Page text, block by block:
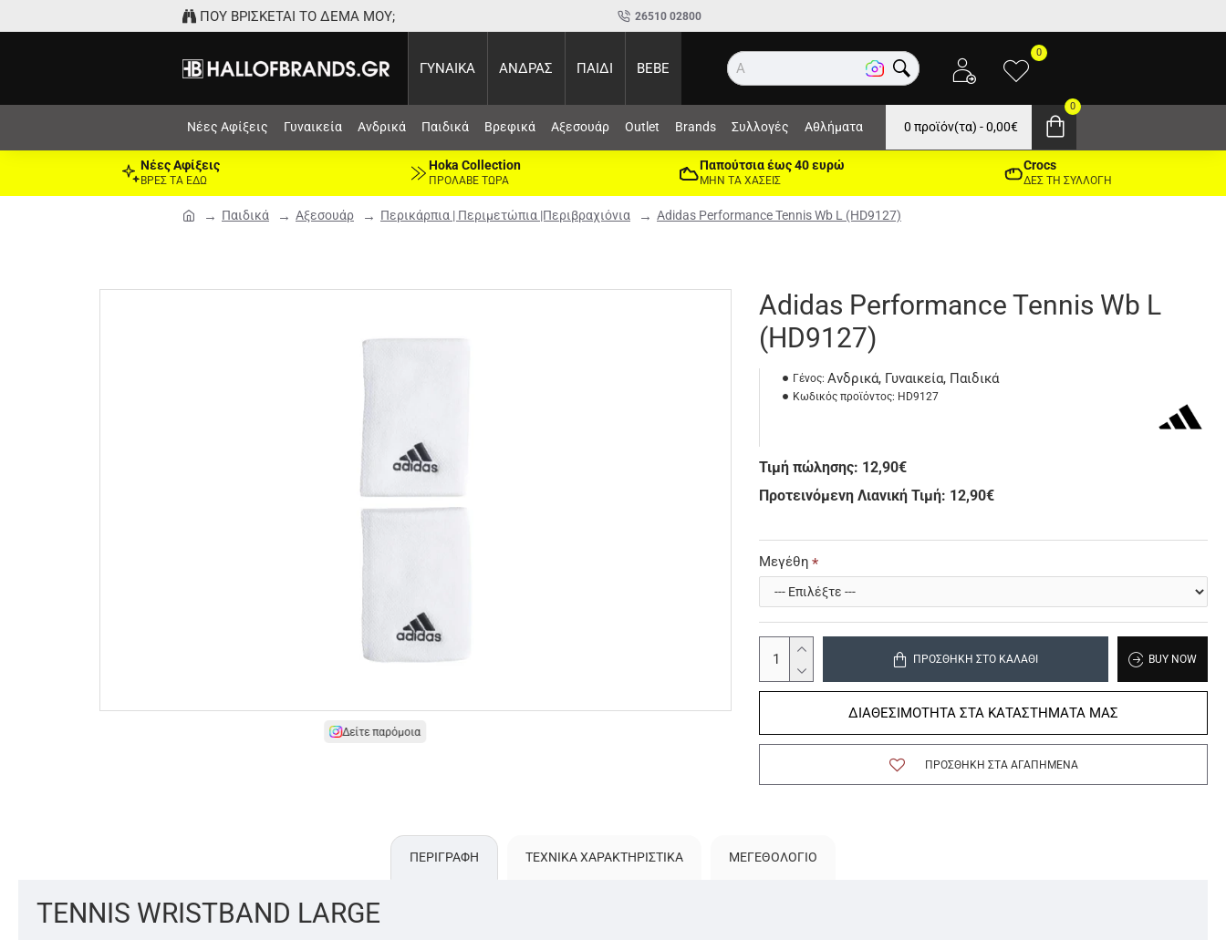
ΠΟΥ ΒΡΙΣΚΕΤΑΙ ΤΟ ΔΕΜΑ ΜΟΥ; 26510 02800
ΓΥΝΑΙΚΑ ΑΝΔΡΑΣ ΠΑΙΔΙ BEBE Αναζήτ
0
Νέες Αφίξεις Γυναικεία Ανδρικά Παιδικά Βρεφικά Αξεσουάρ Outlet Brands Συλλογές Αθλήματα 0 προϊόν(τα) - 0,00€
0
Παιδικά Αξεσουάρ Περικάρπια | Περιμετώπια |Περιβραχιόνια Adidas Performance Tennis Wb L (HD9127)
Νέες Αφίξεις
ΒΡΕΣ ΤΑ ΕΔΩ
Hoka Collection
ΠΡΟΛΑΒΕ ΤΩΡΑ
Παπούτσια έως 40 ευρώ
ΜΗΝ ΤΑ ΧΑΣΕΙΣ
Crocs
ΔΕΣ ΤΗ ΣΥΛΛΟΓΗ
Δείτε παρόμοια
Adidas Performance Tennis Wb L
(HD9127)
Γένος: Ανδρικά, Γυναικεία, Παιδικά
Κωδικός προϊόντος: HD9127
Τιμή πώλησης: 12,90€
Προτεινόμενη Λιανική Τιμή: 12,90€
Μεγέθη
ΠΡΟΣΘΉΚΗ ΣΤΟ ΚΑΛΆΘΙ BUY NOW
ΔΙΑΘΕΣΙΜΟΤΗΤΑ ΣΤΑ ΚΑΤΑΣΤΗΜΑΤΑ ΜΑΣ
ΠΡΟΣΘΉΚΗ ΣΤΑ ΑΓΑΠΗΜΈΝΑ
ΠΕΡΙΓΡΑΦΗ ΤΕΧΝΙΚΑ ΧΑΡΑΚΤΗΡΙΣΤΙΚΑ ΜΕΓΕΘΟΛΌΓΙΟ
TENNIS WRISTBAND LARGE